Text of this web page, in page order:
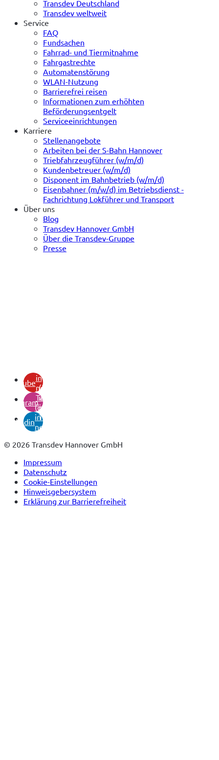
Transdev Deutschland
Transdev weltweit
Service
FAQ
Fundsachen
Fahrrad- und Tiermitnahme
Fahrgastrechte
Automatenstörung
WLAN-Nutzung
Barrierefrei reisen
Informationen zum erhöhten
Beförderungsentgelt
Serviceeinrichtungen
Karriere
Stellenangebote
Arbeiten bei der S-Bahn Hannover
Triebfahrzeugführer (w/m/d)
Kundenbetreuer (w/m/d)
Disponent im Bahnbetrieb (w/m/d)
Eisenbahner (m/w/d) im Betriebsdienst -
Fachrichtung Lokführer und Transport
Über uns
Blog
Transdev Hannover GmbH
Über die Transdev-Gruppe
Presse
youtubein
neuem
Tab)
instagram
(öffnet
in
neuem
Tab)
linkedin
(öffnet
in
neuem
© 2026 Transdev Hannover GmbH
Impressum
Datenschutz
Cookie-Einstellungen
Hinweisgebersystem
Erklärung zur Barrierefreiheit